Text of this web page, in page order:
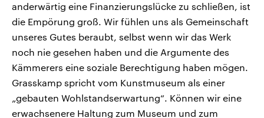
anderwärtig eine Finanzierungslücke zu schließen, ist
die Empörung groß. Wir fühlen uns als Gemeinschaft
unseres Gutes beraubt, selbst wenn wir das Werk
noch nie gesehen haben und die Argumente des
Kämmerers eine soziale Berechtigung haben mögen.
Grasskamp spricht vom Kunstmuseum als einer
„gebauten Wohlstandserwartung“. Können wir eine
erwachsenere Haltung zum Museum und zum